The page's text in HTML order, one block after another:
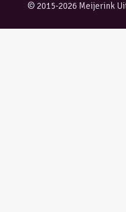
© 2015-2026 Meijerink